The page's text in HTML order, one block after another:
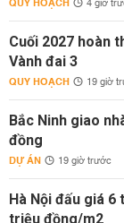
4 giờ
Cuối 2027 hoàn
Vành đai 3
QUY HOẠCH 19 giờ
Bắc Ninh giao
đồng
DỰ ÁN 19 giờ trước
Hà Nội đấu giá
triệu đồng/m2